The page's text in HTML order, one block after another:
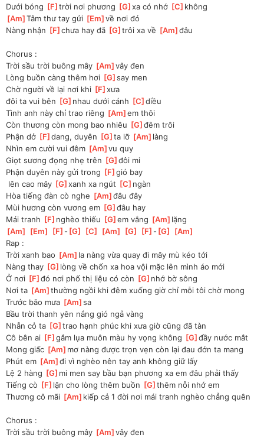
Dưới bóng [F ]trời nơi phương [G ]
xa có nhớ [C ]không
[Am ]
Tâm thư tay gửi [Em ]
về nơi đó
Nàng nhận [F ]
chưa hay đã [G ]trôi xa về [Am ]
đâu
Chorus :
Trời sầu trời buông mây [Am ]
vây đen
Lòng buồn càng thêm hơi [G ]
say men
Chờ người về lại nơi khi [F ]
xưa
đôi ta vui bên [G ]nhau dưới cánh [C ]
diều
Tình anh này chỉ trao riêng [Am ]
em thôi
Còn thương còn mong bao nhiêu [G ]
đêm trôi
Phận dở [F ]
dang, duyên [G ]ta lỡ [Am ]làng
Nhìn em cười vui đêm [Am ]
vu quy
Giọt sương đọng nhẹ trên [G ]
đôi mi
Phận duyên này gửi trong [F ]
gió bay
lên cao mây [G ]
xanh xa ngút [C ]ngàn
Hòa tiếng đàn cò nghe [Am ]
đâu đây
Mùi hương còn vương em [G ]
đâu hay
Mái tranh [F ]nghèo thiếu [G ]
em vắng [Am ]lặng
[Am [Em [F ]- [G [C [Am [G [F ]- [G [Am
Rap :
Trời xanh bao [Am ]la nàng vừa quay đi mây mù kéo tới
Nàng thay [G ]lòng về chốn xa hoa vội mặc lên mình áo mới
Ở nơi [F ]
đó nơi phố thị liệu có còn [G ]nhớ bờ sông
Nơi ta [Am ]thường ngồi khi đêm xuống giờ chỉ mỗi tôi chờ mong
Trước bão mưa [Am ]
sa
Bầu trời thanh yên nắng gió ngả vàng
Nhẫn cỏ ta [G ]trao hạnh phúc khi xưa giờ cũng đã tàn
Cô bên ai [F ]
gắm lụa muôn màu hy vọng không [G ]
đầy nước mắt
Mong giấc [Am ]mơ nàng được trọn vẹn còn lại đau đớn ta mang
Phút em [Am ]
đi vì nghèo nên tay anh không giữ lấy
Lệ 2 hàng [G ]mi men say bầu bạn phương xa em đâu phải thấy
Tiếng cò [F ]lặn cho lòng thêm buồn [G ]thêm nỗi nhớ em
Thương cô mãi [Am ]kiếp cả 1 đời nơi mái tranh nghèo chẳng quên
Chorus :
Trời sầu trời buông mây [Am ]
vây đen